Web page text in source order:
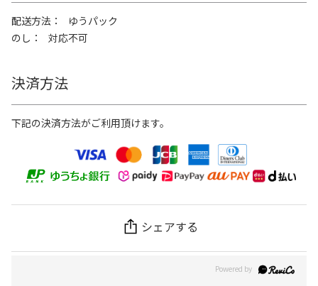
配送方法
ゆうパック
のし
対応不可
決済方法
下記の決済方法がご利用頂けます。
シェアする